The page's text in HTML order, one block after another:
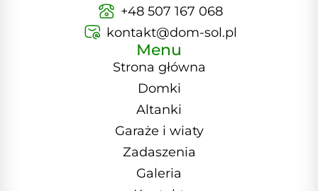
+48 507 167 068
kontakt@dom-sol.pl
Menu
Strona główna
Domki
Altanki
Garaże i wiaty
Zadaszenia
Galeria